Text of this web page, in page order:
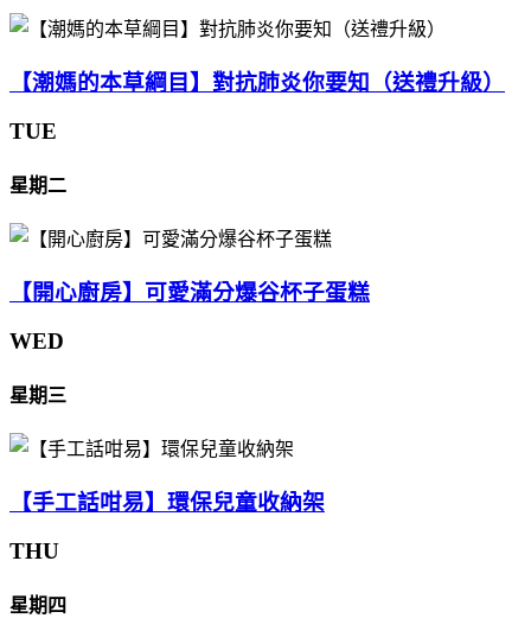
【潮媽的本草綱目】對抗肺炎你要知（送禮升級）
TUE
星期二
【開心廚房】可愛滿分爆谷杯子蛋糕
WED
星期三
【手工話咁易】環保兒童收納架
THU
星期四